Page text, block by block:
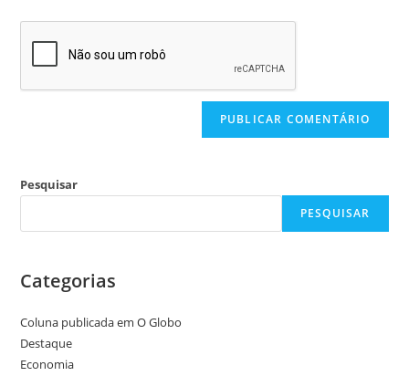
Pesquisar
PESQUISAR
Categorias
Coluna publicada em O Globo
Destaque
Economia